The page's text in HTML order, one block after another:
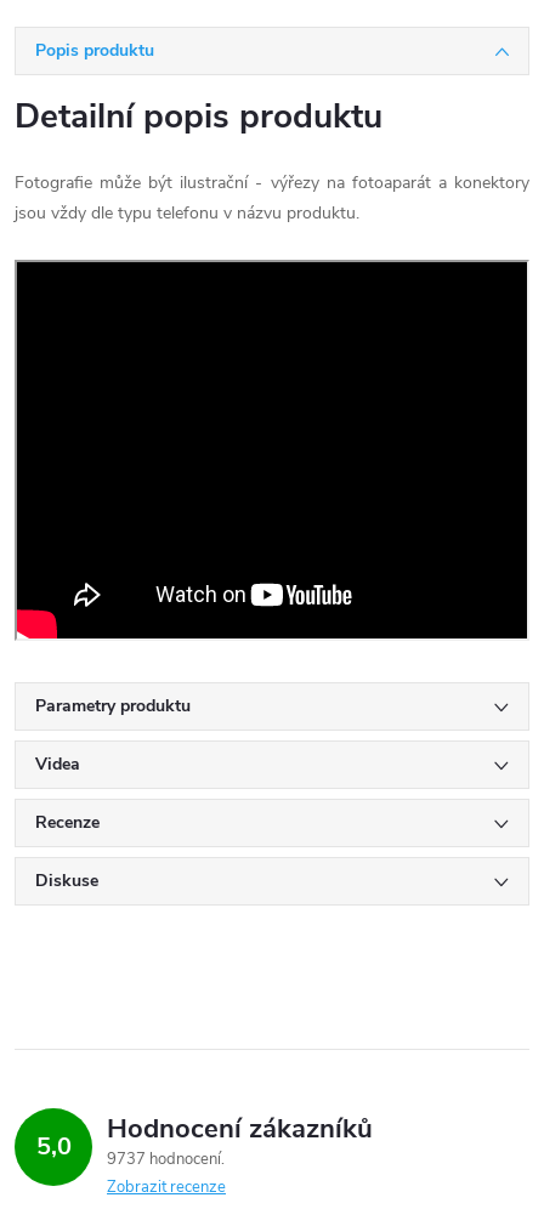
Popis produktu
Detailní popis produktu
Fotografie může být ilustrační - výřezy na fotoaparát a konektory
jsou vždy dle typu telefonu v názvu produktu.
Parametry produktu
Videa
Recenze
Diskuse
5,0 Hodnocení zákazníků
9737 hodnocení
Zobrazit recenze